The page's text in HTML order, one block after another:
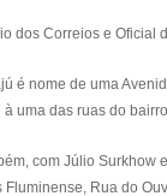
dos Correios e Oficial
é nome de uma
à uma das ruas do
com Júlio Surkhow
Fluminense, Rua do